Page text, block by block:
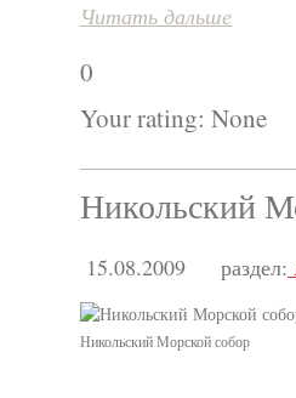
Читать дальше
0
Your rating: None
Никольский
15.08.2009 раздел:
Никольский Морской собор